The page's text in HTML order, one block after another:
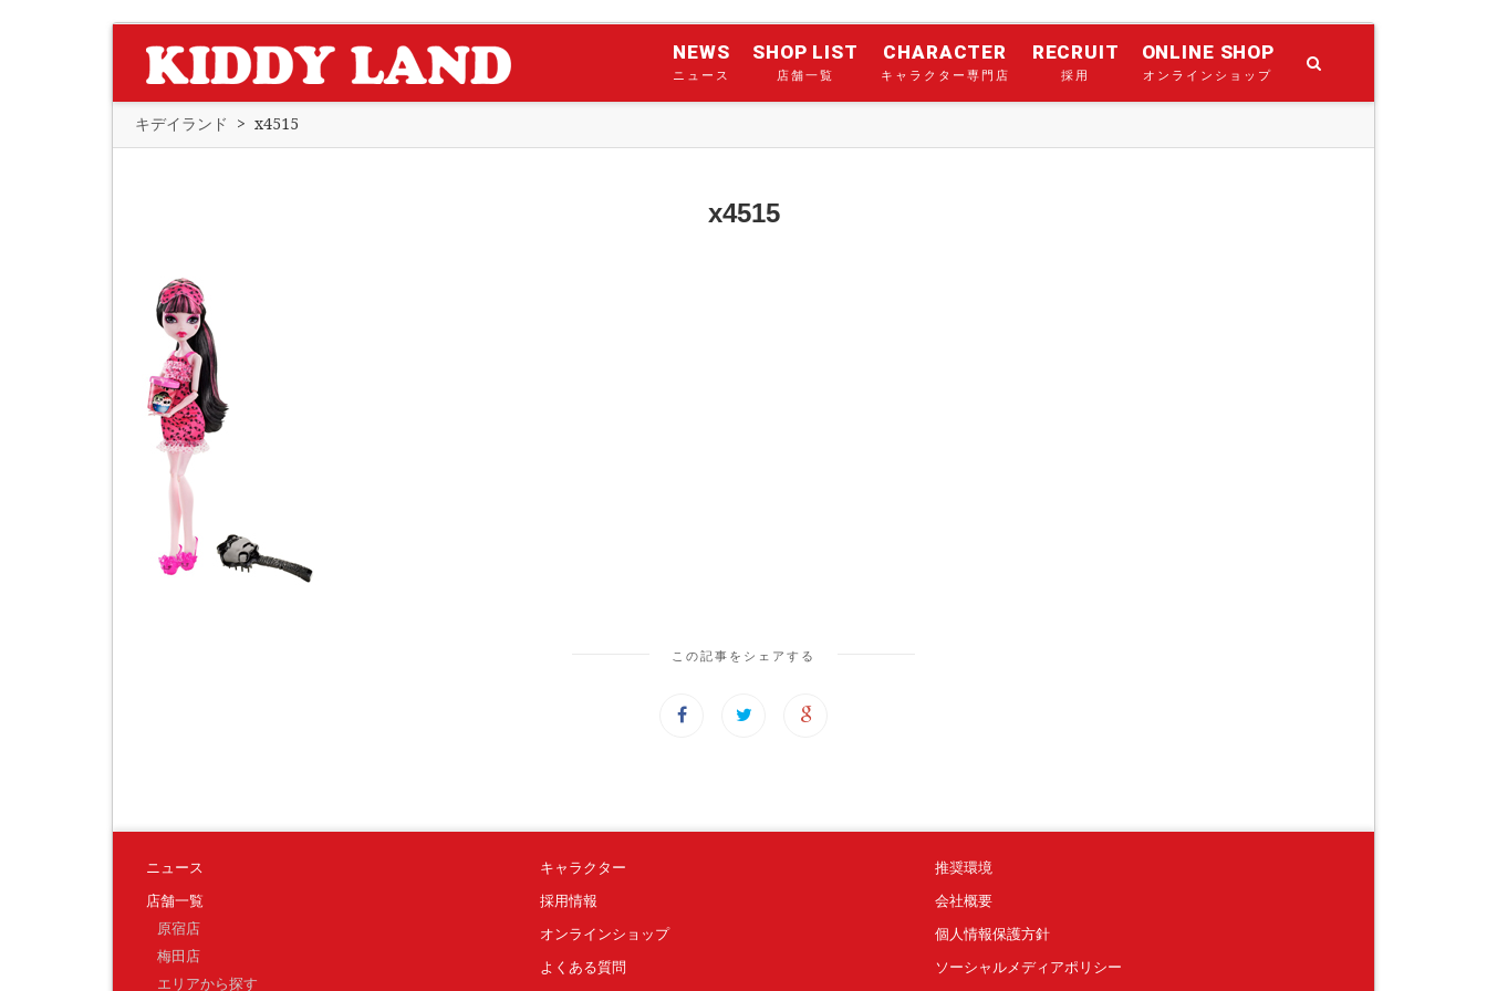
NEWS
ニュース
SHOP LIST
店舗一覧
CHARACTER
キャラクター専門店
RECRUIT
採用
ONLINE SHOP
オンラインショップ
キデイランド > x4515
x4515
この記事をシェアする
ニュース
店舗一覧
原宿店
梅田店
エリアから探す
キャラクター
採用情報
オンラインショップ
よくある質問
推奨環境
会社概要
個人情報保護方針
ソーシャルメディアポリシー